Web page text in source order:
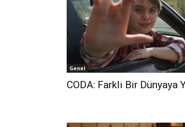
Genel
CODA: Farklı Bir Dünyaya